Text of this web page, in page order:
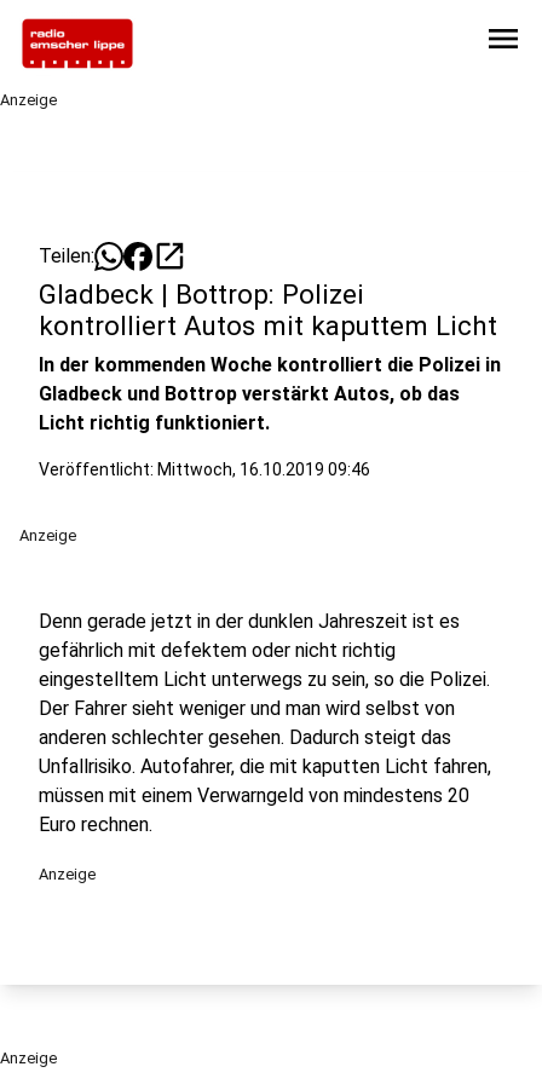
menu
Anzeige
Teilen: open_in_new
Gladbeck | Bottrop: Polizei
kontrolliert Autos mit kaputtem Licht
In der kommenden Woche kontrolliert die Polizei in
Gladbeck und Bottrop verstärkt Autos, ob das
Licht richtig funktioniert.
Veröffentlicht: Mittwoch, 16.10.2019 09:46
Anzeige
Denn gerade jetzt in der dunklen Jahreszeit ist es
gefährlich mit defektem oder nicht richtig
eingestelltem Licht unterwegs zu sein, so die Polizei.
Der Fahrer sieht weniger und man wird selbst von
anderen schlechter gesehen. Dadurch steigt das
Unfallrisiko. Autofahrer, die mit kaputten Licht fahren,
müssen mit einem Verwarngeld von mindestens 20
Euro rechnen.
Anzeige
Anzeige